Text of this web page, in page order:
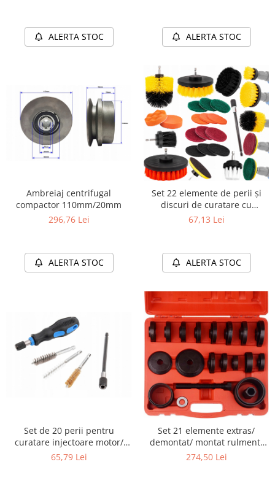
ALERTA STOC ALERTA STOC
Ambreiaj centrifugal
compactor 110mm/20mm
296,76 Lei
ALERTA STOC
Set 22 elemente de perii și
discuri de curatare cu
adaptor
67,13 Lei
ALERTA STOC
Set de 20 perii pentru
curatare injectoare motor/
scaune/ canale
65,79 Lei
Set 21 elemente extras/
demontat/ montat rulmenti
butuci 50-88mm
274,50 Lei